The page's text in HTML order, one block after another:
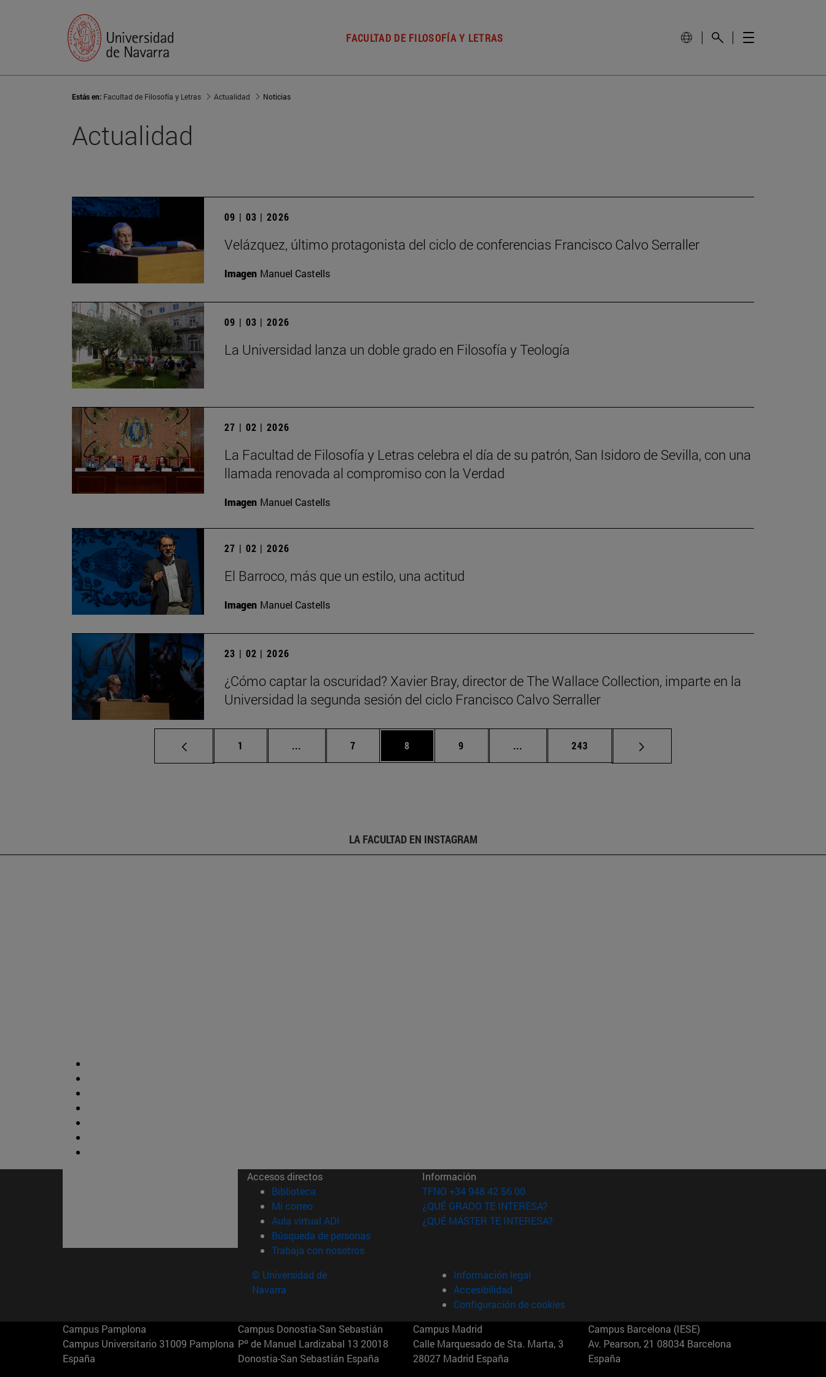
FACULTAD DE FILOSOFÍA Y LETRAS
Estás en: Facultad de Filosofía y Letras Actualidad Noticias
Actualidad
09 | 03 | 2026
Velázquez, último protagonista del ciclo de conferencias Francisco Calvo Serraller
Imagen Manuel Castells
09 | 03 | 2026
La Universidad lanza un doble grado en Filosofía y Teología
27 | 02 | 2026
La Facultad de Filosofía y Letras celebra el día de su patrón, San Isidoro de Sevilla, con una
llamada renovada al compromiso con la Verdad
Imagen Manuel Castells
27 | 02 | 2026
El Barroco, más que un estilo, una actitud
Imagen Manuel Castells
23 | 02 | 2026
¿Cómo captar la oscuridad? Xavier Bray, director de The Wallace Collection, imparte en la
Universidad la segunda sesión del ciclo Francisco Calvo Serraller
Página
1 ... Páginas intermedias Use TAB para desplazarse.
Página
7 Página
8 Página
9 ... Páginas intermedias Use TAB para desplazarse.
Página
243
LA FACULTAD EN INSTAGRAM
Accesos directos
Biblioteca (abre en nueva ventana)
Mi correo(abre en nueva ventana)
Aula virtual ADI (abre en nueva ventana)
Búsqueda de personas(abre en nueva ventana)
Trabaja con nosotros(abre en nueva ventana)
Información
TFNO +34 948 42 56 00
¿QUÉ GRADO TE INTERESA?
¿QUÉ MÁSTER TE INTERESA?
© Universidad de
Navarra
Información legal
Accesibilidad
Configuración de cookies
Campus Pamplona
Campus Universitario 31009 Pamplona
España
Campus Donostia-San Sebastián
Pº de Manuel Lardizabal 13 20018
Donostia-San Sebastián España
Campus Madrid
Calle Marquesado de Sta. Marta, 3
28027 Madrid España
Campus Barcelona (IESE)
Av. Pearson, 21 08034 Barcelona
España